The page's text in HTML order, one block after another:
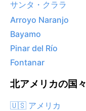
サンタ・クララ
Arroyo Naranjo
Bayamo
Pinar del Río
Fontanar
北アメリカの国々
🇺🇸 アメリカ